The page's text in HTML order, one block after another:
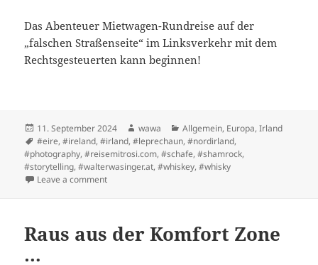
Das Abenteuer Mietwagen-Rundreise auf der
„falschen Straßenseite“ im Linksverkehr mit dem
Rechtsgesteuerten kann beginnen!
Posted
on
11. September 2024 Author
wawa Categories
Allgemein, Europa,Irland
Tags
#eire,#ireland,#irland,#leprechaun,#nordirland,
#photography,#reisemitrosi.com,#schafe,#shamrock,
#storytelling,#walterwasinger.at,#whiskey,#whisky
Leave a commenton Einmal Rundherum
Raus aus der Komfort Zone
…